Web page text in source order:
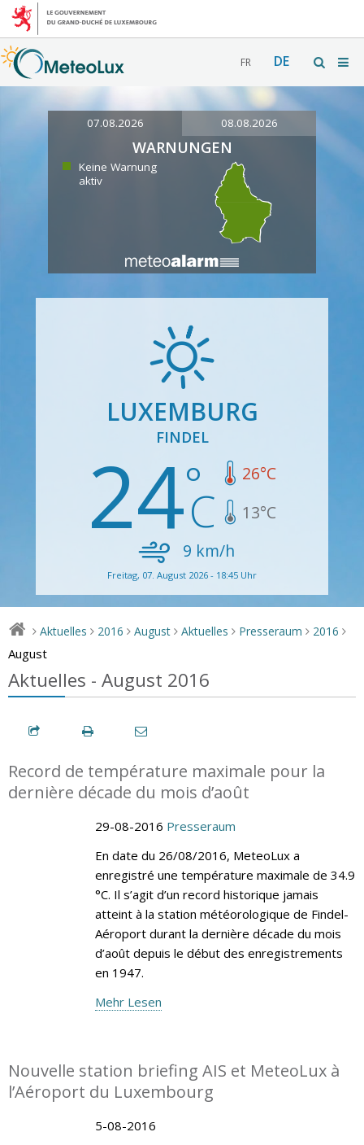
FR DE
07.08.2026 08.08.2026
WARNUNGEN
Keine Warnung
aktiv
LUXEMBURG
FINDEL
24 26°C
13°C
9 km/h
Freitag, 07. August 2026 - 18:45 Uhr
> Aktuelles > 2016 > August > Aktuelles > Presseraum > 2016 >
August
Aktuelles - August 2016
Record de température maximale pour la
dernière décade du mois d’août
29-08-2016 Presseraum
En date du 26/08/2016, MeteoLux a
enregistré une température maximale de 34.9
°C. Il s’agit d’un record historique jamais
atteint à la station météorologique de Findel-
Aéroport durant la dernière décade du mois
d’août depuis le début des enregistrements
en 1947.
Mehr Lesen
Nouvelle station briefing AIS et MeteoLux à
l’Aéroport du Luxembourg
5-08-2016